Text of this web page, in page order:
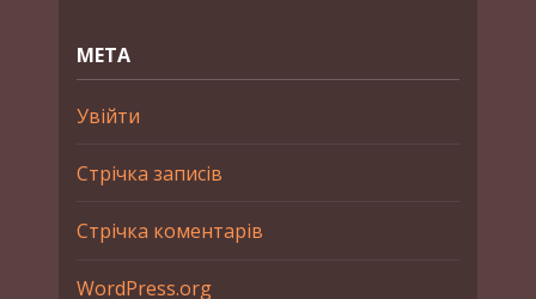
МЕТА
Увійти
Стрічка записів
Стрічка коментарів
WordPress.org